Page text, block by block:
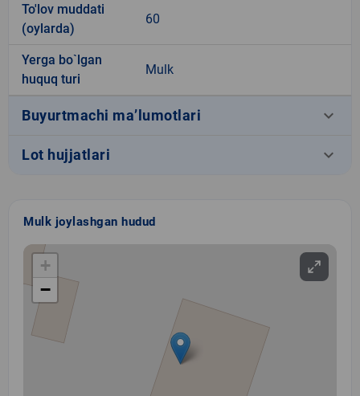
To'lov muddati
(oylarda)
60
Yerga bo`lgan
huquq turi
Mulk
Buyurtmachi ma’lumotlari keyboard_arrow_down
Lot hujjatlari keyboard_arrow_down
Mulk joylashgan hudud
+
−